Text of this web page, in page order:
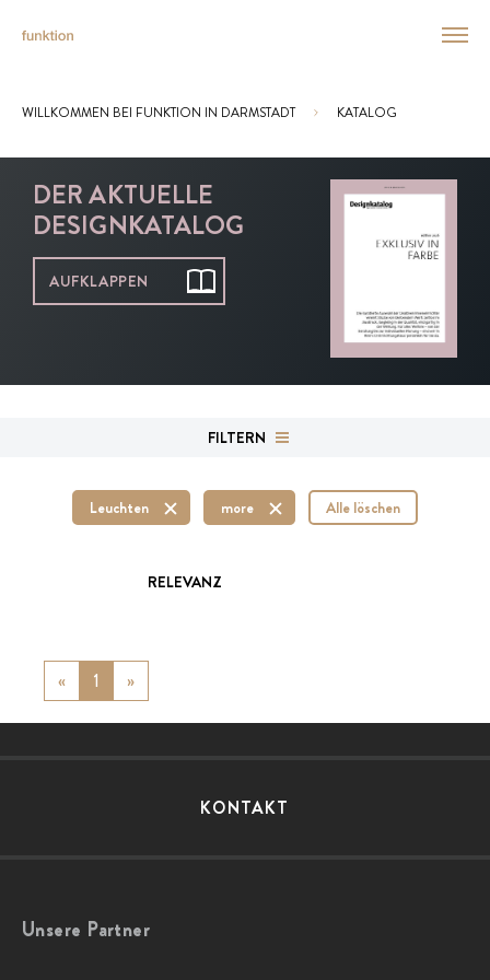
Sie sind hier:
WILLKOMMEN BEI FUNKTION IN DARMSTADT KATALOG
DER AKTUELLE
DESIGNKATALOG
AUFKLAPPEN
FILTERN
Leuchten more Alle löschen
RELEVANZ
« Previous
1 »
KONTAKT
Unsere Partner